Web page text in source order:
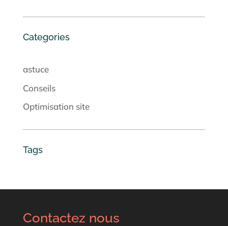
Categories
astuce
Conseils
Optimisation site
Tags
Contactez nous